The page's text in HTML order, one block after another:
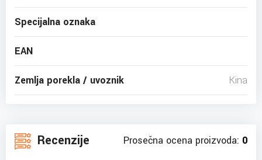
Specijalna oznaka
EAN
Zemlja porekla / uvoznik Kina
Recenzije Prosečna ocena proizvoda: 0